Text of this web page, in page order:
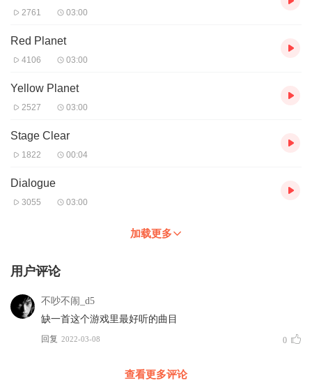
2761 03:00
Red Planet
4106 03:00
Yellow Planet
2527 03:00
Stage Clear
1822 00:04
Dialogue
3055 03:00
加载更多
用户评论
不吵不闹_d5
缺一首这个游戏里最好听的曲目
回复 2022-03-08 0
查看更多评论